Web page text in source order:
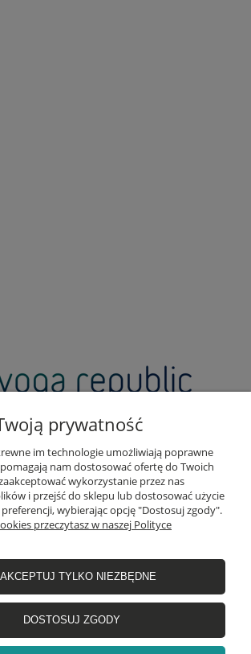
email:
sklep@yogarepublic.pl
telefon:
+48 790 805 853
INFO
WIĘCEJ O NAS
prywatność
im technologie umożliwiają poprawne
nam dostosować ofertę do Twoich
wykorzystanie przez nas
i przejść do sklepu lub dostosować użycie
wybierając opcję "Dostosuj zgody".
przeczytasz w naszej Polityce
TYLKO NIEZBĘDNE
DOSTOSUJ ZGODY